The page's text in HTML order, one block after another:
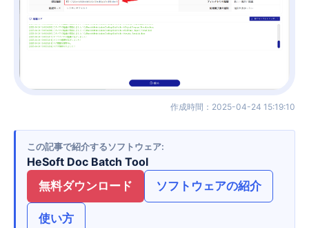
作成時間 ： 2025-04-24 15:19:10
この記事で紹介するソフトウェア
HeSoft Doc Batch Tool
無料ダウンロード
ソフトウェアの紹介
使い方